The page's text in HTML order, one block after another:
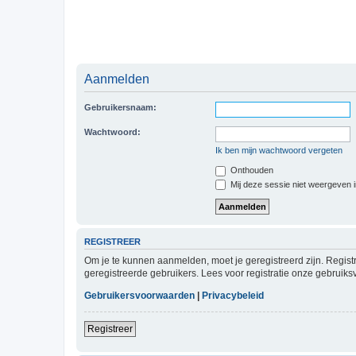
Aanmelden
Gebruikersnaam:
Wachtwoord:
Ik ben mijn wachtwoord vergeten
Onthouden
Mij deze sessie niet weergeven
REGISTREER
Om je te kunnen aanmelden, moet je geregistreerd zijn.
geregistreerde gebruikers. Lees voor registratie onze
Gebruikersvoorwaarden | Privacybeleid
Registreer